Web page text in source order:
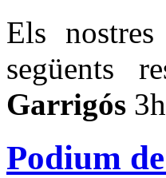
Els
següents
Garrigós
Podium